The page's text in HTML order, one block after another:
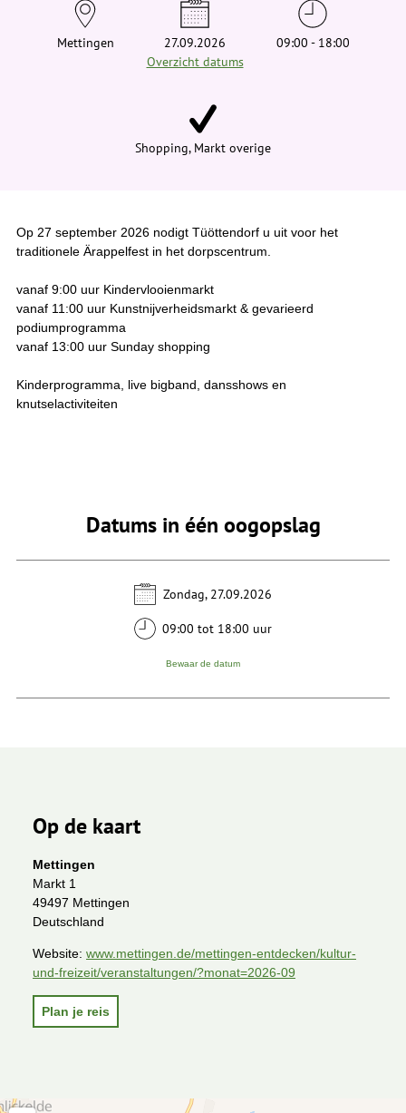
Mettingen
27.09.2026
Overzicht datums
09:00 - 18:00
Shopping, Markt overige
Op 27 september 2026 nodigt Tüöttendorf u uit voor het
traditionele Ärappelfest in het dorpscentrum.
vanaf 9:00 uur Kindervlooienmarkt
vanaf 11:00 uur Kunstnijverheidsmarkt & gevarieerd
podiumprogramma
vanaf 13:00 uur Sunday shopping
Kinderprogramma, live bigband, dansshows en
knutselactiviteiten
Datums in één oogopslag
Zondag, 27.09.2026
09:00 tot 18:00 uur
Bewaar de datum
Op de kaart
Mettingen
Markt 1
49497 Mettingen
Deutschland
Website: www.mettingen.de/mettingen-entdecken/kultur-
und-freizeit/veranstaltungen/?monat=2026-09
Plan je reis